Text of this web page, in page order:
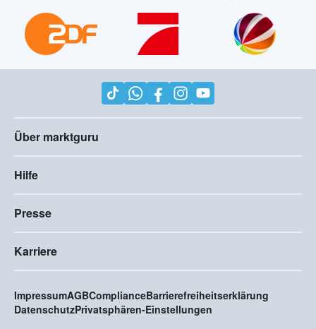
Über marktguru
Hilfe
Presse
Karriere
ImpressumAGBComplianceBarrierefreiheitserklärung
DatenschutzPrivatsphären-Einstellungen